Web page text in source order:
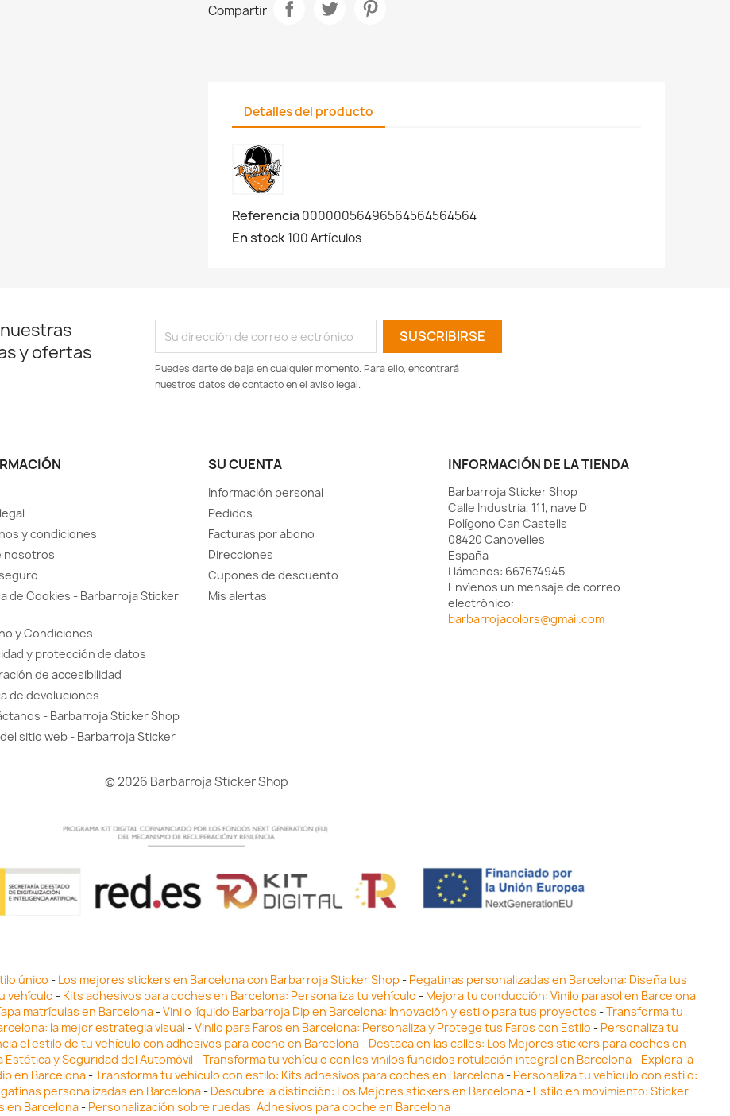
Compartir
Detalles del producto
Referencia00000056496564564564564
En stock100 Artículos
y ofertas
Puedes darte de baja en cualquier momento. Para ello, encontrará
nuestros datos de contacto en el aviso legal.
y condiciones
nosotros
de Cookies - Barbarroja Sticker
y Condiciones
y protección de datos
de accesibilidad
de devoluciones
- Barbarroja Sticker Shop
sitio web - Barbarroja Sticker
SU CUENTA
Información personal
Pedidos
Facturas por abono
Direcciones
Cupones de descuento
Mis alertas
INFORMACIÓN DE LA TIENDA
Barbarroja Sticker Shop
Calle Industria, 111, nave D
Polígono Can Castells
08420 Canovelles
España
Llámenos: 667674945
Envíenos un mensaje de correo
electrónico:
barbarrojacolors@gmail.com
© 2026 Barbarroja Sticker Shop
único - Los mejores stickers en Barcelona con Barbarroja Sticker Shop- Pegatinas personalizadas en Barcelona: Diseña tus
vehículo - Kits adhesivos para coches en Barcelona: Personaliza tu vehículo - Mejora tu conducción: Vinilo parasol en Barcelona
matrículas en Barcelona-Vinilo líquido Barbarroja Dip en Barcelona: Innovación y estilo para tus proyectos -Transforma tu
la mejor estrategia visual -Vinilo para Faros en Barcelona: Personaliza y Protege tus Faros con Estilo - Personaliza tu
el estilo de tu vehículo con adhesivos para coche en Barcelona- Destaca en las calles: Los Mejores stickers para coches en
Estética y Seguridad del Automóvil -Transforma tu vehículo con los vinilos fundidos rotulación integral en Barcelona- Explora la
en Barcelona-Transforma tu vehículo con estilo: Kits adhesivos para coches en Barcelona- Personaliza tu vehículo con estilo:
personalizadas en Barcelona- Descubre la distinción: Los Mejores stickers en Barcelona- Estilo en movimiento: Sticker
en Barcelona- Personalización sobre ruedas: Adhesivos para coche en Barcelona